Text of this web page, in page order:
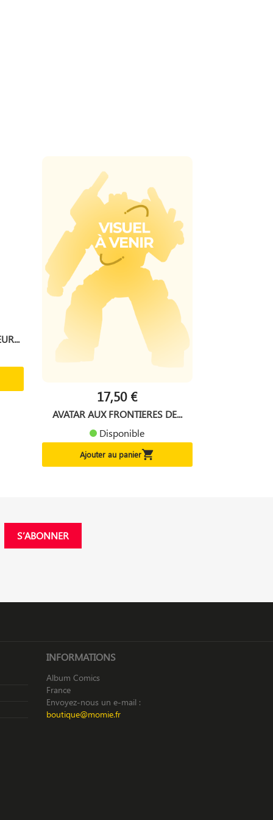
17,50 €
AVATAR AUX FRONTIERES DE...
Disponible
Ajouter au panier
INFORMATIONS
Album Comics
France
Envoyez-nous un e-mail :
boutique@momie.fr